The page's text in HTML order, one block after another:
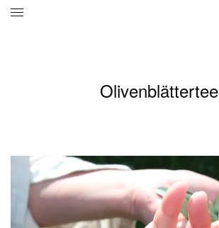
Olivenblättertee